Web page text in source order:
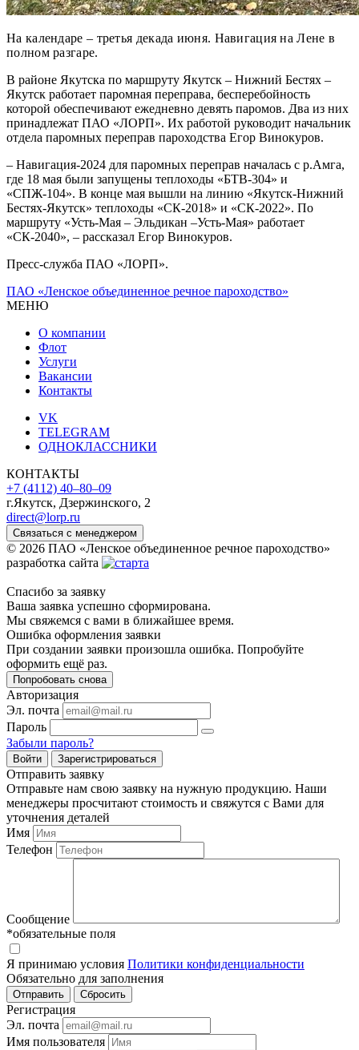
На календаре – третья декада июня. Навигация на Лене в
полном разгаре.
В районе Якутска по маршруту Якутск – Нижний Бестях –
Якутск работает паромная переправа, бесперебойность
которой обеспечивают ежедневно девять паромов. Два из них
принадлежат ПАО «ЛОРП». Их работой руководит начальник
отдела паромных переправ пароходства Егор Винокуров.
– Навигация-2024 для паромных переправ началась с р.Амга,
где 18 мая были запущены теплоходы «БТВ-304» и
«СПЖ-104». В конце мая вышли на линию «Якутск-Нижний
Бестях-Якутск» теплоходы «СК-2018» и «СК-2022». По
маршруту «Усть-Мая – Эльдикан –Усть-Мая» работает
«СК-2040», – рассказал Егор Винокуров.
Пресс-служба ПАО «ЛОРП».
ПАО «Ленское объединенное речное пароходство»
МЕНЮ
О компании
Флот
Услуги
Вакансии
Контакты
VK
TELEGRAM
ОДНОКЛАССНИКИ
КОНТАКТЫ
+7 (4112) 40‒80‒09
г.Якутск, Дзержинского, 2
direct@lorp.ru
Связаться с менеджером
© 2026 ПАО «Ленское объединенное речное пароходство»
разработка сайта
Спасибо за заявку
Ваша заявка успешно сформирована.
Мы свяжемся с вами в ближайшее время.
Ошибка оформления заявки
При создании заявки произошла ошибка. Попробуйте
оформить ещё раз.
Попробовать снова
Авторизация
Эл. почта
Пароль
Забыли пароль?
Войти Зарегистрироваться
Отправить заявку
Отправьте нам свою заявку на нужную продукцию. Наши
менеджеры просчитают стоимость и свяжутся с Вами для
уточнения деталей
Имя
Телефон
Сообщение
*обязательные поля
Я принимаю условия Политики конфиденциальности
Обязательно для заполнения
Регистрация
Эл. почта
Имя пользователя